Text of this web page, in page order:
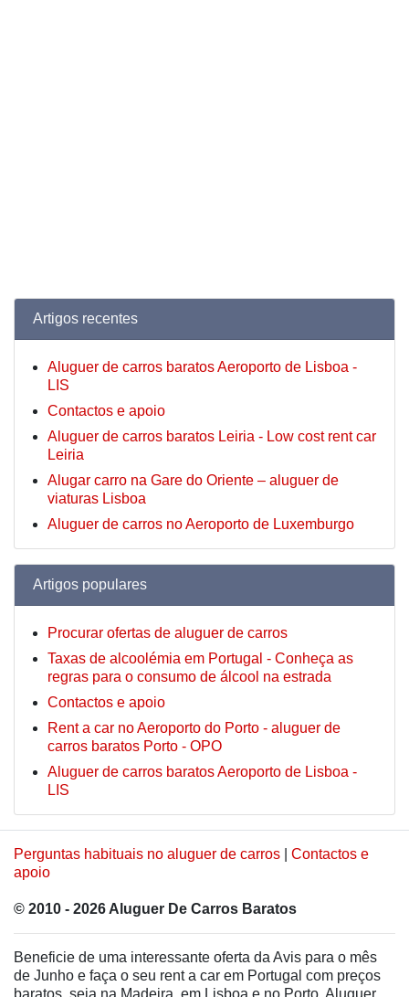
Artigos recentes
Aluguer de carros baratos Aeroporto de Lisboa -
LIS
Contactos e apoio
Aluguer de carros baratos Leiria - Low cost rent car
Leiria
Alugar carro na Gare do Oriente – aluguer de
viaturas Lisboa
Aluguer de carros no Aeroporto de Luxemburgo
Artigos populares
Procurar ofertas de aluguer de carros
Taxas de alcoolémia em Portugal - Conheça as
regras para o consumo de álcool na estrada
Contactos e apoio
Rent a car no Aeroporto do Porto - aluguer de
carros baratos Porto - OPO
Aluguer de carros baratos Aeroporto de Lisboa -
LIS
Perguntas habituais no aluguer de carros
Contactos e
apoio
© 2010 - 2026 Aluguer De Carros Baratos
Beneficie de uma interessante oferta da Avis para o mês
de Junho e faça o seu rent a car em Portugal com preços
baratos, seja na Madeira, em Lisboa e no Porto. Aluguer